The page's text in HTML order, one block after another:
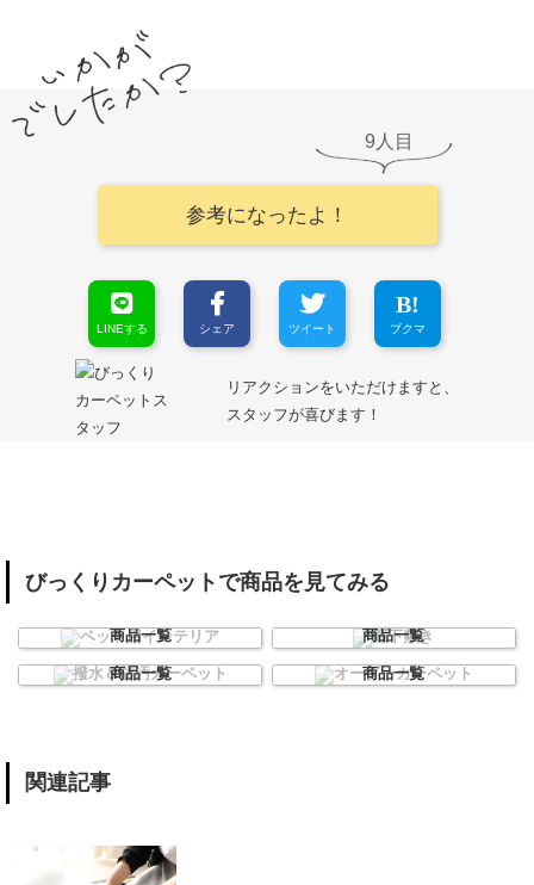
参考になったよ！
9
LINEする シェア ツイート ブクマ
リアクションをいただけますと、
スタッフが喜びます！
びっくりカーペットで商品を見てみる
商品一覧
商品一覧
撥水＆防汚カーペット
商品一覧
オーダーカーペット
商品一覧
関連記事